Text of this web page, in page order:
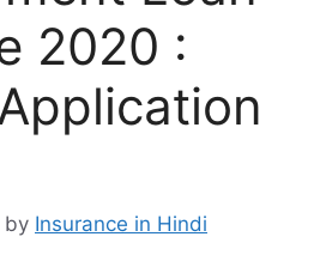
2020 :
by Insurance in Hindi